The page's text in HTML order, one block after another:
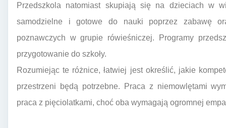
Przedszkola natomiast skupiają się na dzieciach
samodzielne i gotowe do nauki poprzez zabawę
poznawczych w grupie rówieśniczej. Programy
przygotowanie do szkoły.
Rozumiejąc te różnice, łatwiej jest określić, jakie
przestrzeni będą potrzebne. Praca z niemowlętami
praca z pięciolatkami, choć oba wymagają ogromnej